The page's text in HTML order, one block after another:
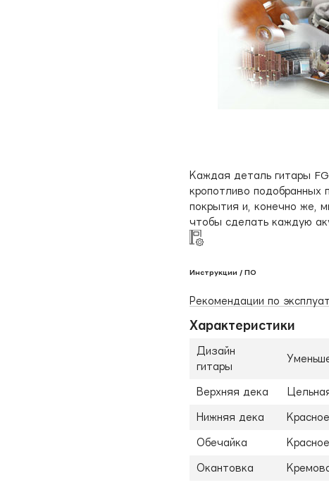
Каждая деталь гитары
кропотливо подобранных
покрытия и, конечно же,
чтобы сделать каждую
Инструкции / ПО
Рекомендации по
Характеристики
Дизайн
гитары
Верхняя дека
Нижняя дека
Обечайка
Окантовка